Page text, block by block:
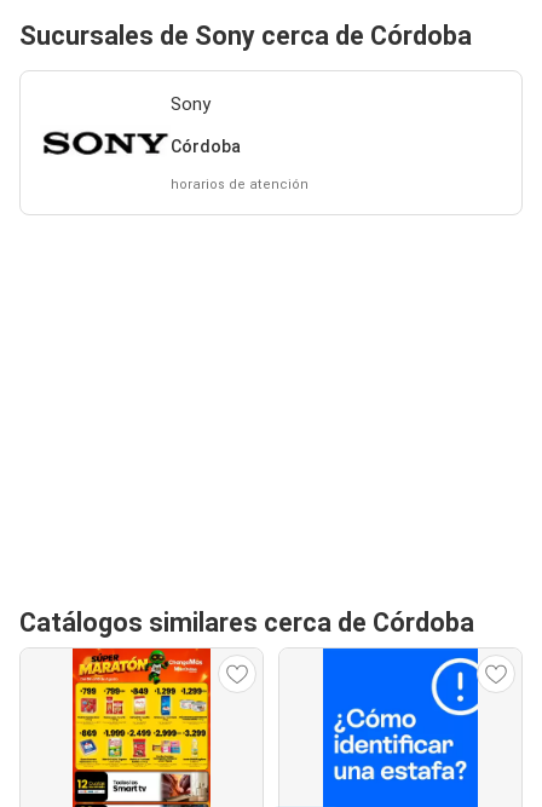
Sucursales de Sony cerca de Córdoba
Sony
Córdoba
horarios de atención
Catálogos similares cerca de Córdoba